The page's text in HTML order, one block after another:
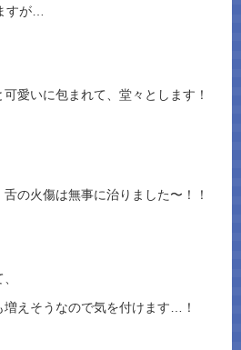
すが…
愛いに包まれて、堂々とします！
の火傷は無事に治りました〜！！
えそうなので気を付けます…！